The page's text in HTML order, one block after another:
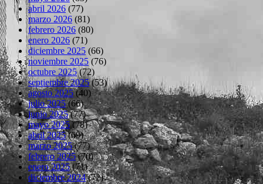
abril 2026 (77)
marzo 2026 (81)
febrero 2026 (80)
enero 2026 (71)
diciembre 2025 (66)
noviembre 2025 (76)
octubre 2025(72)
septiembre 2025(53)
agosto 2025(40)
julio 2025(66)
junio 2025(77)
mayo 2025(78)
abril 2025(69)
marzo 2025(77)
febrero 2025(70)
enero 2025(71)
diciembre 2024(72)